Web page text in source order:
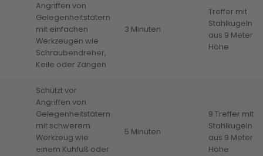
Angriffen von
Gelegenheitstätern
mit einfachen
Werkzeugen wie
Schraubendreher,
Keile oder Zangen
3 Minuten
Treffer mit
Stahlkugeln
aus 9 Meter
Höhe
Schützt vor
Angriffen von
Gelegenheitstätern
mit schwerem
Werkzeug wie
einem Kuhfuß oder
5 Minuten
9 Treffer mit
Stahlkugeln
aus 9 Meter
Höhe